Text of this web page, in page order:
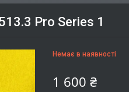
Pro Series 1
Немає в наявності
1 600 ₴